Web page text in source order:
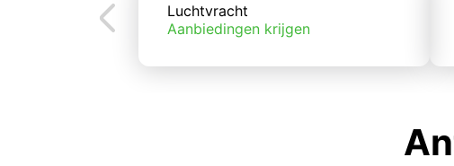
Luchtvracht
Aanbiedingen krijgen